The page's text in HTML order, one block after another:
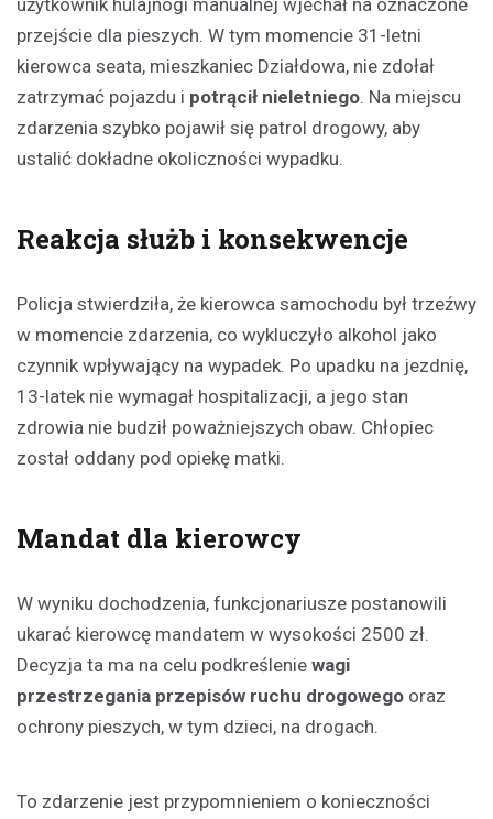
przejście dla pieszych. W tym momencie 31-letni
kierowca seata, mieszkaniec Działdowa, nie zdołał
zatrzymać pojazdu i potrącił nieletniego. Na miejscu
zdarzenia szybko pojawił się patrol drogowy, aby
ustalić dokładne okoliczności wypadku.
Reakcja służb i konsekwencje
Policja stwierdziła, że kierowca samochodu był trzeźwy
w momencie zdarzenia, co wykluczyło alkohol jako
czynnik wpływający na wypadek. Po upadku na jezdnię,
13-latek nie wymagał hospitalizacji, a jego stan
zdrowia nie budził poważniejszych obaw. Chłopiec
został oddany pod opiekę matki.
Mandat dla kierowcy
W wyniku dochodzenia, funkcjonariusze postanowili
ukarać kierowcę mandatem w wysokości 2500 zł.
Decyzja ta ma na celu podkreślenie wagi
przestrzegania przepisów ruchu drogowego oraz
ochrony pieszych, w tym dzieci, na drogach.
To zdarzenie jest przypomnieniem o konieczności